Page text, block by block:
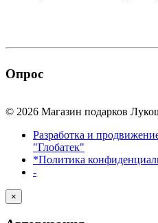
Опрос
© 2026 Магазин подарков
Разработка и
"Глобатек"
*Политика
-
×